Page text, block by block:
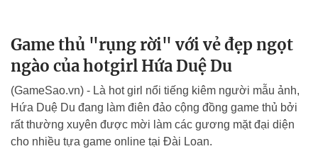
Game thủ "rụng rời" với vẻ đẹp ngọt
ngào của hotgirl Hứa Duệ Du
(GameSao.vn) - Là hot girl nổi tiếng kiêm người mẫu ảnh,
Hứa Duệ Du đang làm điên đảo cộng đồng game thủ bởi
rất thường xuyên được mời làm các gương mặt đại diện
cho nhiều tựa game online tại Đài Loan.